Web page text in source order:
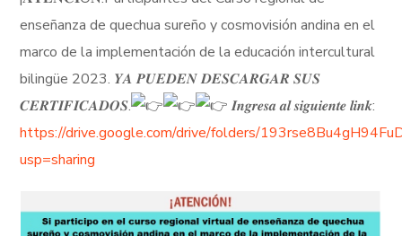
enseñanza de quechua sureño y cosmovisión andina en el
marco de la implementación de la educación intercultural
bilingüe 2023. 𝒀𝑨 𝑷𝑼𝑬𝑫𝑬𝑵 𝑫𝑬𝑺𝑪𝑨𝑹𝑮𝑨𝑹 𝑺𝑼𝑺
𝑪𝑬𝑹𝑻𝑰𝑭𝑰𝑪𝑨𝑫𝑶𝑺.
𝑰𝒏𝒈𝒓𝒆𝒔𝒂 𝒂𝒍 𝒔𝒊𝒈𝒖𝒊𝒆𝒏𝒕𝒆 𝒍𝒊𝒏𝒌:
https://drive.google.com/drive/folders/
usp=sharing